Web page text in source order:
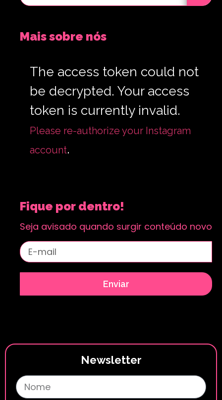
Mais sobre nós
The access token could not
be decrypted. Your access
token is currently invalid.
Please re-authorize your Instagram
account.
Fique por dentro!
Seja avisado quando surgir conteúdo novo
Enviar
Newsletter